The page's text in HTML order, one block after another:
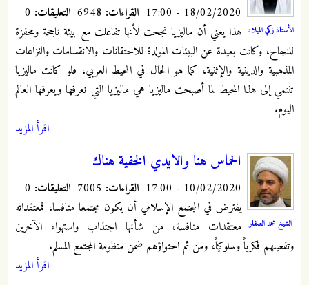
الأستاذ زكي الميلاد
18/02/2020 - 17:00 القراءات: التعليقات:
هذا يعني أن ماليزيا نجحت لأنها تفاعلت مع بيئة ناجحة ومحفزة
للنجاح، وكانت بعيدة عن البيئات المولدة للاحتقانات والانقسامات والنزاعات
المذهبية والدينية والإثنية، كما هو الحال في المحيط العربي، فلو كانت ماليزيا
تنتمي إلى هذا المحيط لما أصبحت ماليزيا هي ماليزيا التي نعرفها ويعرفها العالم
اليوم.
اقرأ المزيد
الشيخ محمد الصفار
الحماس هنا والايدي الخفية هناك
10/02/2020 - 17:00 القراءات: التعليقات:
يفترض في المجتمع الإسلامي أن يكون مجتمعا منافسا، فمعتقداته
معتقدات منافسة، من شأنها اجتذاب واستهواء الآخرين
وتفعيلهم فكرياً وسلوكياً، ومن ثم احتواؤهم ضمن منظومة المجتمع المسلم.
اقرأ المزيد